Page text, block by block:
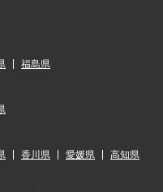
福島県
香川県 愛媛県 高知県